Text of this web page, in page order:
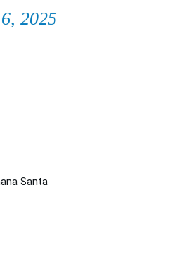
2025
Santa